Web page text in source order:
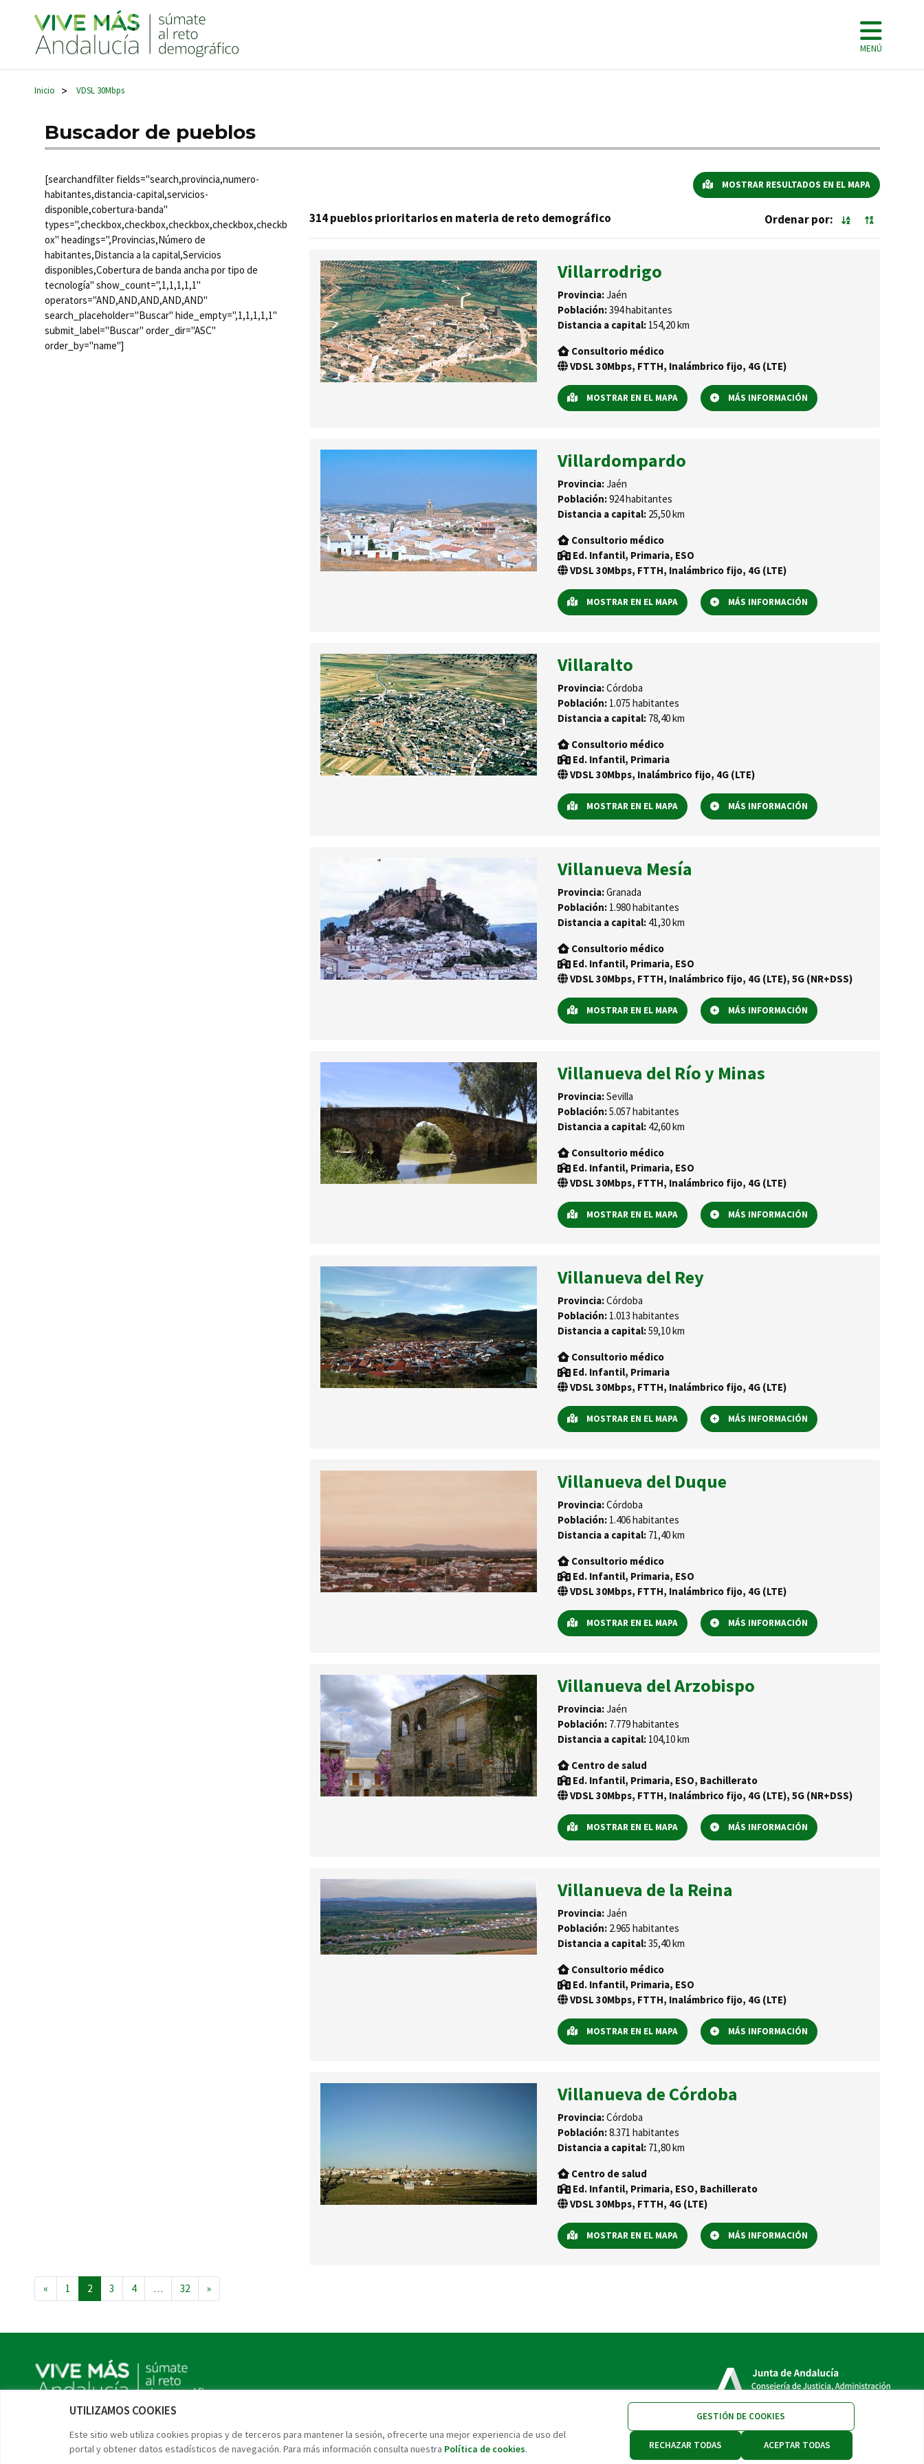
UTILIZAMOS COOKIES
Este sitio web utiliza cookies propias y de terceros para mantener la sesión, ofrecerte una mejor experiencia de uso del
portal y obtener datos estadísticos de navegación. Para más información consulta nuestra Política de cookies.
GESTIÓN DE COOKIES
RECHAZAR TODAS ACEPTAR TODAS
Navegación principal MENÚ
Inicio > VDSL 30Mbps
Buscador de pueblos
[searchandfilter fields="search,provincia,numero-
habitantes,distancia-capital,servicios-
disponible,cobertura-banda"
types=",checkbox,checkbox,checkbox,checkbox,checkb
ox" headings=",Provincias,Número de
habitantes,Distancia a la capital,Servicios
disponibles,Cobertura de banda ancha por tipo de
tecnología" show_count=",1,1,1,1,1"
operators="AND,AND,AND,AND,AND"
search_placeholder="Buscar" hide_empty=",1,1,1,1,1"
submit_label="Buscar" order_dir="ASC"
order_by="name"]
MOSTRAR RESULTADOS EN EL MAPA
314 pueblos prioritarios en materia de reto demográfico Ordenar por:
Villarrodrigo
Provincia:Jaén
Población:394 habitantes
Distancia a capital:154,20 km
Consultorio médico
VDSL 30Mbps, FTTH, Inalámbrico fijo, 4G (LTE)
MOSTRAR EN EL MAPA MÁS INFORMACIÓN
Villardompardo
Provincia:Jaén
Población:924 habitantes
Distancia a capital:25,50 km
Consultorio médico
Ed. Infantil, Primaria, ESO
VDSL 30Mbps, FTTH, Inalámbrico fijo, 4G (LTE)
MOSTRAR EN EL MAPA MÁS INFORMACIÓN
Villaralto
Provincia:Córdoba
Población:1.075 habitantes
Distancia a capital:78,40 km
Consultorio médico
Ed. Infantil, Primaria
VDSL 30Mbps, Inalámbrico fijo, 4G (LTE)
MOSTRAR EN EL MAPA MÁS INFORMACIÓN
Villanueva Mesía
Provincia:Granada
Población:1.980 habitantes
Distancia a capital:41,30 km
Consultorio médico
Ed. Infantil, Primaria, ESO
VDSL 30Mbps, FTTH, Inalámbrico fijo, 4G (LTE), 5G (NR+DSS)
MOSTRAR EN EL MAPA MÁS INFORMACIÓN
Villanueva del Río y Minas
Provincia:Sevilla
Población:5.057 habitantes
Distancia a capital:42,60 km
Consultorio médico
Ed. Infantil, Primaria, ESO
VDSL 30Mbps, FTTH, Inalámbrico fijo, 4G (LTE)
MOSTRAR EN EL MAPA MÁS INFORMACIÓN
Villanueva del Rey
Provincia:Córdoba
Población:1.013 habitantes
Distancia a capital:59,10 km
Consultorio médico
Ed. Infantil, Primaria
VDSL 30Mbps, FTTH, Inalámbrico fijo, 4G (LTE)
MOSTRAR EN EL MAPA MÁS INFORMACIÓN
Villanueva del Duque
Provincia:Córdoba
Población:1.406 habitantes
Distancia a capital:71,40 km
Consultorio médico
Ed. Infantil, Primaria, ESO
VDSL 30Mbps, FTTH, Inalámbrico fijo, 4G (LTE)
MOSTRAR EN EL MAPA MÁS INFORMACIÓN
Villanueva del Arzobispo
Provincia:Jaén
Población:7.779 habitantes
Distancia a capital:104,10 km
Centro de salud
Ed. Infantil, Primaria, ESO, Bachillerato
VDSL 30Mbps, FTTH, Inalámbrico fijo, 4G (LTE), 5G (NR+DSS)
MOSTRAR EN EL MAPA MÁS INFORMACIÓN
Villanueva de la Reina
Provincia:Jaén
Población:2.965 habitantes
Distancia a capital:35,40 km
Consultorio médico
Ed. Infantil, Primaria, ESO
VDSL 30Mbps, FTTH, Inalámbrico fijo, 4G (LTE)
MOSTRAR EN EL MAPA MÁS INFORMACIÓN
Villanueva de Córdoba
Provincia:Córdoba
Población:8.371 habitantes
Distancia a capital:71,80 km
Centro de salud
Ed. Infantil, Primaria, ESO, Bachillerato
VDSL 30Mbps, FTTH, 4G (LTE)
MOSTRAR EN EL MAPA MÁS INFORMACIÓN
Navegación de entradas
« 1 2 3 4 … 32 »
Accesibilidad Aviso legal Protección de datos